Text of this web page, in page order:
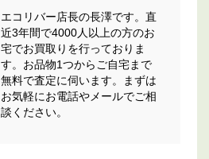
エコリバー店長の長澤です。直
近3年間で4000人以上の方のお
宅でお買取りを行っておりま
す。お品物1つからご自宅まで
無料で査定に伺います。まずは
お気軽にお電話やメールでご相
談ください。